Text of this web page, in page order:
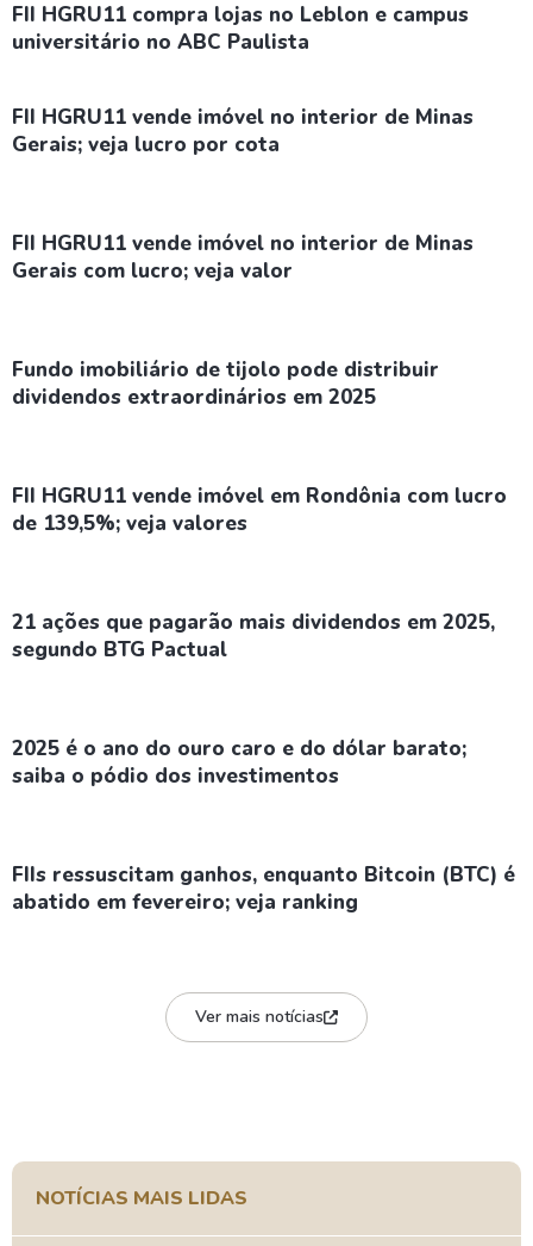
FII HGRU11 compra lojas no Leblon e campus
universitário no ABC Paulista
FII HGRU11 vende imóvel no interior de Minas
Gerais; veja lucro por cota
FII HGRU11 vende imóvel no interior de Minas
Gerais com lucro; veja valor
Fundo imobiliário de tijolo pode distribuir
dividendos extraordinários em 2025
FII HGRU11 vende imóvel em Rondônia com lucro
de 139,5%; veja valores
21 ações que pagarão mais dividendos em 2025,
segundo BTG Pactual
2025 é o ano do ouro caro e do dólar barato;
saiba o pódio dos investimentos
FIIs ressuscitam ganhos, enquanto Bitcoin (BTC) é
abatido em fevereiro; veja ranking
Ver mais notícias
NOTÍCIAS MAIS LIDAS